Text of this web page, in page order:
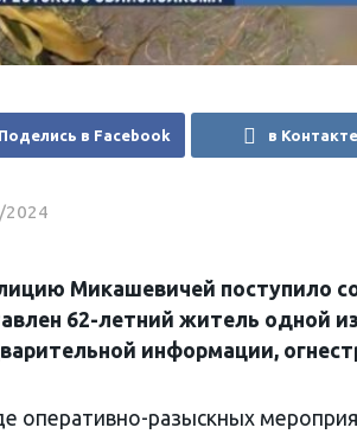
Поделись в Facebook в Контакте
2024
Микашевичей поступило
62-летний житель одной
информации,
оперативно-разыскных